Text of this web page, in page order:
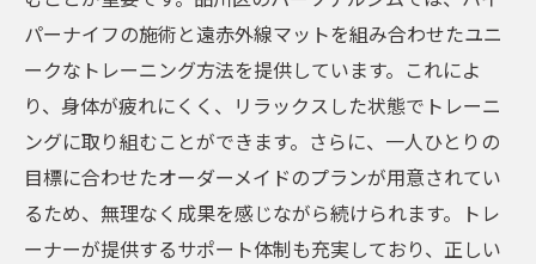
パーナイフの施術と遠赤外線マットを組み合わせたユニ
ークなトレーニング方法を提供しています。これによ
り、身体が疲れにくく、リラックスした状態でトレーニ
ングに取り組むことができます。さらに、一人ひとりの
目標に合わせたオーダーメイドのプランが用意されてい
るため、無理なく成果を感じながら続けられます。トレ
ーナーが提供するサポート体制も充実しており、正しい